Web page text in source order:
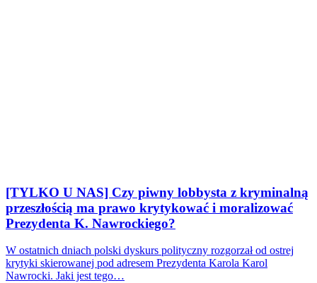
[TYLKO U NAS] Czy piwny lobbysta z kryminalną
przeszłością ma prawo krytykować i moralizować
Prezydenta K. Nawrockiego?
W ostatnich dniach polski dyskurs polityczny rozgorzał od ostrej
krytyki skierowanej pod adresem Prezydenta Karola Karol
Nawrocki. Jaki jest tego…